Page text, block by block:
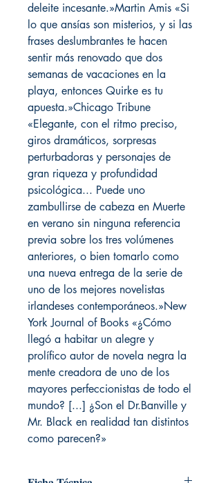
deleite incesante.»Martin Amis «Si
lo que ansías son misterios, y si las
frases deslumbrantes te hacen
sentir más renovado que dos
semanas de vacaciones en la
playa, entonces Quirke es tu
apuesta.»Chicago Tribune
«Elegante, con el ritmo preciso,
giros dramáticos, sorpresas
perturbadoras y personajes de
gran riqueza y profundidad
psicológica... Puede uno
zambullirse de cabeza en Muerte
en verano sin ninguna referencia
previa sobre los tres volúmenes
anteriores, o bien tomarlo como
una nueva entrega de la serie de
uno de los mejores novelistas
irlandeses contemporáneos.»New
York Journal of Books «¿Cómo
llegó a habitar un alegre y
prolífico autor de novela negra la
mente creadora de uno de los
mayores perfeccionistas de todo el
mundo? [...] ¿Son el Dr.Banville y
Mr. Black en realidad tan distintos
como parecen?»